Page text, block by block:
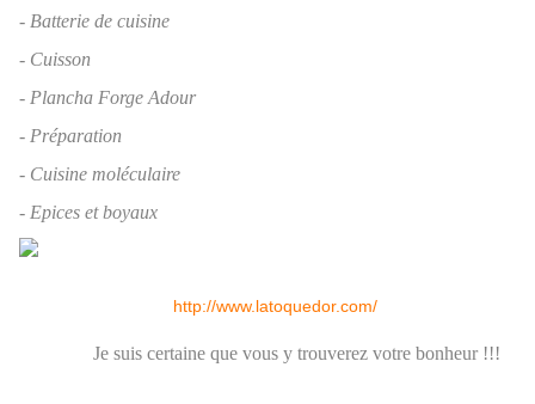
- Batterie de cuisine
- Cuisson
- Plancha Forge Adour
- Préparation
- Cuisine moléculaire
- Epices et boyaux
http://www.latoquedor.com/
Je suis certaine que vous y trouverez votre bonheur !!!